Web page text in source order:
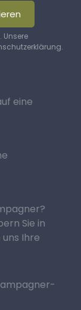
Unsere
eine
Sie in
Ihre